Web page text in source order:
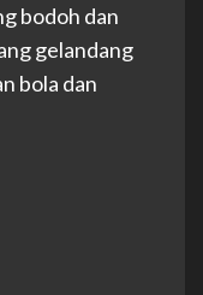
bodoh dan
gelandang
bola dan